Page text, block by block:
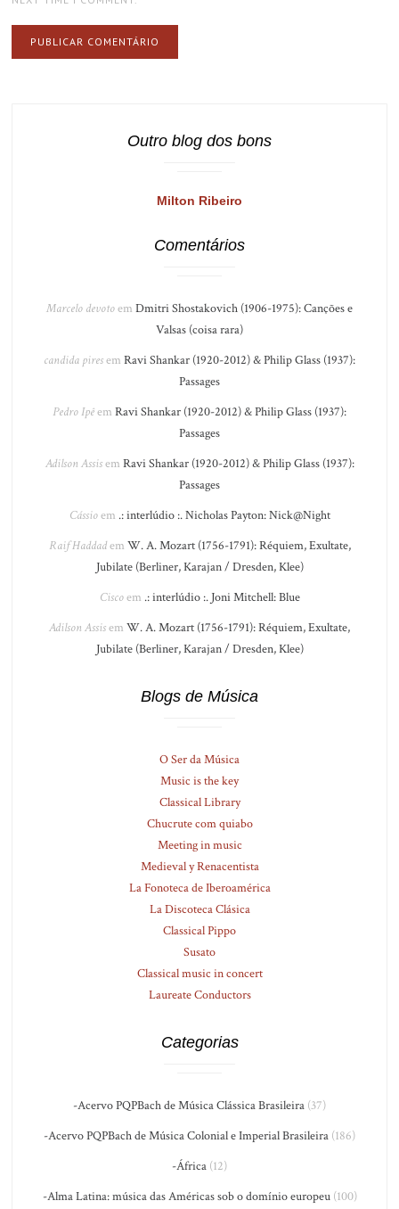
Outro blog dos bons
Milton Ribeiro
Comentários
Marcelo devotoem Dmitri Shostakovich (1906-1975): Canções e
Valsas (coisa rara)
candida piresem Ravi Shankar (1920-2012) & Philip Glass (1937):
Passages
Pedro Ipêem Ravi Shankar (1920-2012) & Philip Glass (1937):
Passages
Adilson Assisem Ravi Shankar (1920-2012) & Philip Glass (1937):
Passages
Cássioem .: interlúdio :. Nicholas Payton: Nick@Night
Raif Haddadem W. A. Mozart (1756-1791): Réquiem, Exultate,
Jubilate (Berliner, Karajan / Dresden, Klee)
Ciscoem .: interlúdio :. Joni Mitchell: Blue
Adilson Assisem W. A. Mozart (1756-1791): Réquiem, Exultate,
Jubilate (Berliner, Karajan / Dresden, Klee)
Blogs de Música
O Ser da Música
Music is the key
Classical Library
Chucrute com quiabo
Meeting in music
Medieval y Renacentista
La Fonoteca de Iberoamérica
La Discoteca Clásica
Classical Pippo
Susato
Classical music in concert
Laureate Conductors
Categorias
-Acervo PQPBach de Música Clássica Brasileira (37)
-Acervo PQPBach de Música Colonial e Imperial Brasileira (186)
-África (12)
-Alma Latina: música das Américas sob o domínio europeu(100)